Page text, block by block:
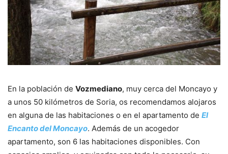
En la población de Vozmediano, muy cerca del Moncayo y
a unos 50 kilómetros de Soria, os recomendamos alojaros
en alguna de las habitaciones o en el apartamento de El
Encanto del Moncayo. Además de un acogedor
apartamento, son 6 las habitaciones disponibles. Con